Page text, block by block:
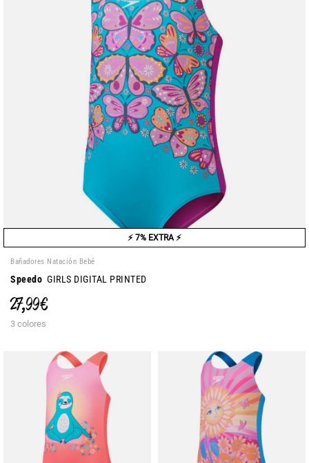
⚡ 7% EXTRA ⚡
Bañadores Natación Bebé
Speedo GIRLS DIGITAL PRINTED
27,99 €
3 colores